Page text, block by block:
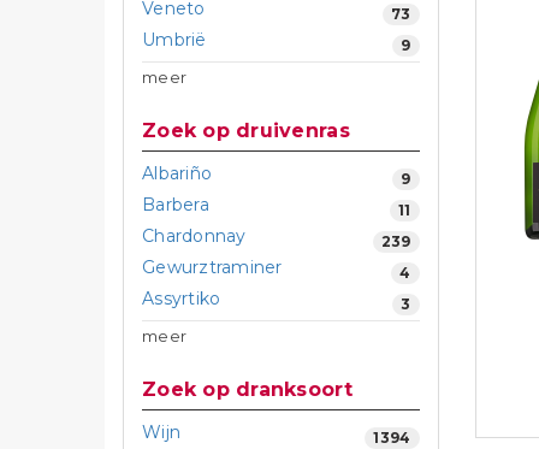
Veneto 73
Umbrië 9
meer
Zoek op druivenras
Albariño 9
Barbera 11
Chardonnay 239
Gewurztraminer 4
Assyrtiko 3
meer
Zoek op dranksoort
Wijn 1394